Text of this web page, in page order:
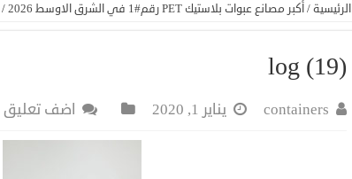
الرئيسية/أكبر مصانع عبوات بلاستيك PET رقم#1 في الشرق الاوسط 2026 /
log (19)
containers يناير 1, 2020 اضف تعليق